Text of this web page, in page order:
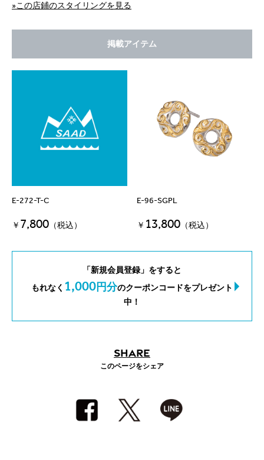
»この店鋪のスタイリングを見る
掲載アイテム
E-272-T-C
￥ 7,800 （税込）
E-96-SGPL
￥ 13,800 （税込）
「新規会員登録」をすると
もれなく 1,000円分のクーポンコードをプレゼント
中！
SHARE
このページをシェア